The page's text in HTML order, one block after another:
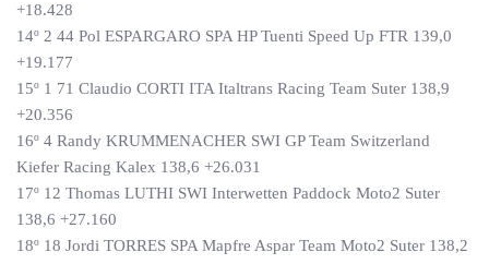
+18.428
14º 2 44 Pol ESPARGARO SPA HP Tuenti Speed Up FTR 139,0
+19.177
15º 1 71 Claudio CORTI ITA Italtrans Racing Team Suter 138,9
+20.356
16º 4 Randy KRUMMENACHER SWI GP Team Switzerland
Kiefer Racing Kalex 138,6 +26.031
17º 12 Thomas LUTHI SWI Interwetten Paddock Moto2 Suter
138,6 +27.160
18º 18 Jordi TORRES SPA Mapfre Aspar Team Moto2 Suter 138,2